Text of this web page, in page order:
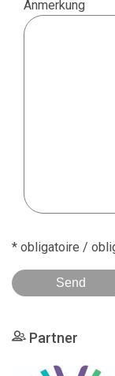
Anmerkung
* obligatoire /
Partner